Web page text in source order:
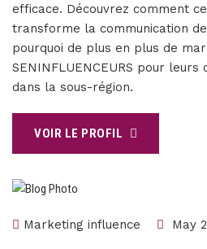
efficace. Découvrez comment
transforme la communication
pourquoi de plus en plus de
SENINFLUENCEURS pour leurs
dans la sous-région.
VOIR LE PROFIL
Marketing influence May